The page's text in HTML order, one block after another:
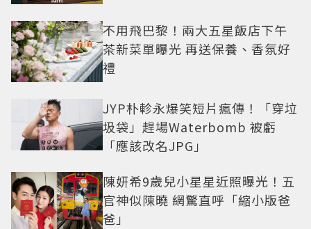
不用飛巴黎！兩大五星飯店下午
茶新菜單曝光 再送保養、香氛好
禮
JYP朴軫永爆笑短片瘋傳！「穿垃
圾袋」趕場Waterbomb 被虧
「應該改名JPG」
陳妍希9歲兒小星星近照曝光！五
官神似陳曉 網驚直呼「縮小版爸
爸」